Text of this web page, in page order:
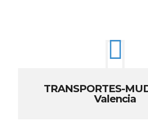
TRANSPORTES-
Valencia